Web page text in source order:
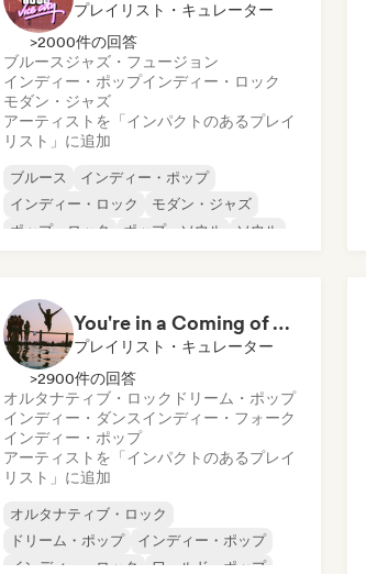
プレイリスト・キュレーター
>2000件の回答
ブルースジャズ・フュージョン
インディー・ポップインディー・ロック
モダン・ジャズ
アーティストを「インパクトのあるプレイ
リスト」に追加
ブルース
インディー・ポップ
インディー・ロック
モダン・ジャズ
ポップ・ロック
ポップ・ソウル
ソウル
You're in a Coming of Age Movie
プレイリスト・キュレーター
>2900件の回答
オルタナティブ・ロック ドリーム・ポップ
インディー・ダンスインディー・フォーク
インディー・ポップ
アーティストを「インパクトのあるプレイ
リスト」に追加
オルタナティブ・ロック
ドリーム・ポップ
インディー・ポップ
インディー・ロック
ワールド・ポップ